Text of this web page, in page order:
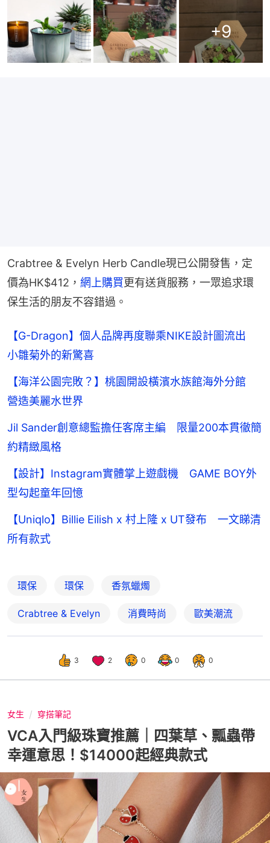
+9
Crabtree & Evelyn Herb Candle現已公開發售，定
價為HK$412， 網上購買更有送貨服務，一眾追求環
保生活的朋友不容錯過。
【G-Dragon】個人品牌再度聯乘NIKE設計圖流出
小雛菊外的新驚喜
【海洋公園完敗？】桃園開設橫濱水族館海外分館
營造美麗水世界
Jil Sander創意總監擔任客席主編 限量200本貫徹簡
約精緻風格
【設計】Instagram實體掌上遊戲機 GAME BOY外
型勾起童年回憶
【Uniqlo】Billie Eilish x 村上隆 x UT發布 一文睇清
所有款式
環保 環保 香氛蠟燭
Crabtree & Evelyn 消費時尚 歐美潮流
3 2 0 0 0
女生 穿搭筆記
VCA入門級珠寶推薦｜四葉草、瓢蟲帶
幸運意思！$14000起經典款式